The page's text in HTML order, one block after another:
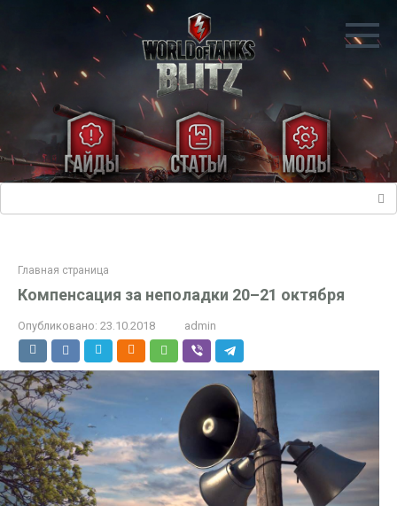
Главная страница
Компенсация за неполадки 20–21 октября
Опубликовано: 23.10.2018 admin